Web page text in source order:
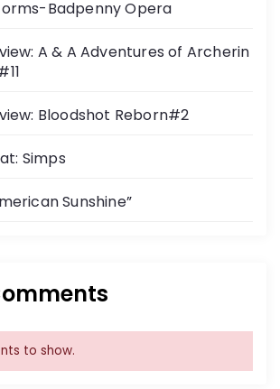
Badpenny Opera
A & A Adventures of Archerin
Bloodshot Reborn#2
Simps
Sunshine”
to show.